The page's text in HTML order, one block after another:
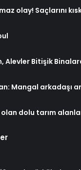
olay! Saçlarını
Alevler Bitişik
Mangal arkadaşı
dolu tarım